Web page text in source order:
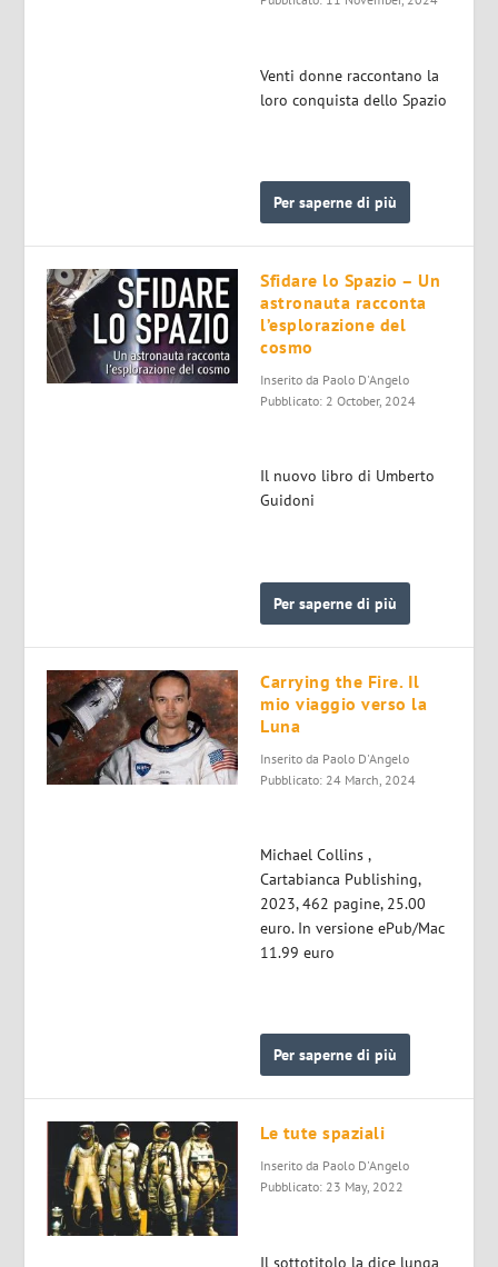
Venti donne raccontano la
loro conquista dello Spazio
Per saperne di più
Sfidare lo Spazio – Un
astronauta racconta
l’esplorazione del
cosmo
Inserito da Paolo D'Angelo
Pubblicato: 2 October, 2024
Il nuovo libro di Umberto
Guidoni
Per saperne di più
Carrying the Fire. Il
mio viaggio verso la
Luna
Inserito da Paolo D'Angelo
Pubblicato: 24 March, 2024
Michael Collins ,
Cartabianca Publishing,
2023, 462 pagine, 25.00
euro. In versione ePub/Mac
11.99 euro
Per saperne di più
Le tute spaziali
Inserito da Paolo D'Angelo
Pubblicato: 23 May, 2022
Il sottotitolo la dice lunga